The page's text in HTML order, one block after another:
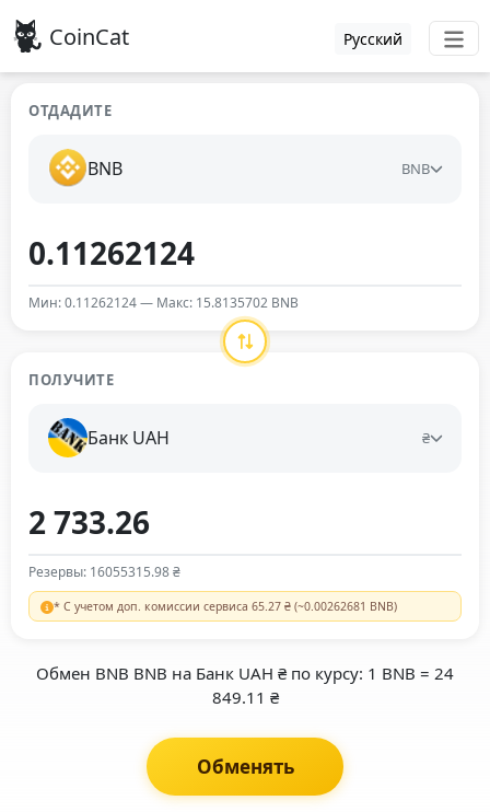
CoinCat Русский
ОТДАДИТЕ
BNB BNB
Мин: 0.11262124 — Макс: 15.8135702 BNB
ПОЛУЧИТЕ
Банк UAH ₴
Резервы: 16055315.98 ₴
* С учетом доп. комиссии сервиса 65.27 ₴ (~0.00262681 BNB)
Обмен BNB BNB на Банк UAH ₴ по курсу: 1 BNB = 24
849.11 ₴
Обменять